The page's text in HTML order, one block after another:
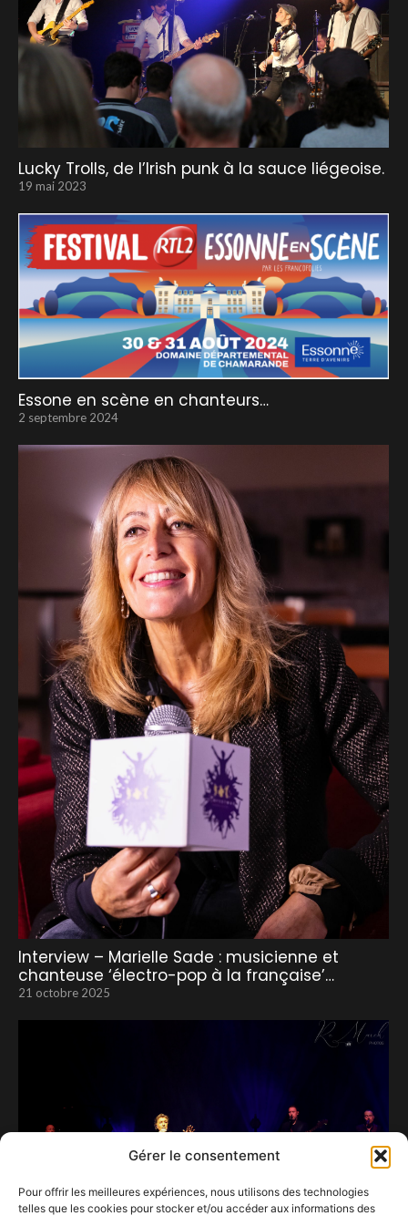
Gérer le consentement
Pour offrir les meilleures expériences, nous utilisons des technologies
telles que les cookies pour stocker et/ou accéder aux informations des
Lucky Trolls, de l’Irish punk à la sauce liégeoise.
19 mai 2023
Essone en scène en chanteurs…
2 septembre 2024
Interview – Marielle Sade : musicienne et
chanteuse ‘électro-pop à la française’…
21 octobre 2025